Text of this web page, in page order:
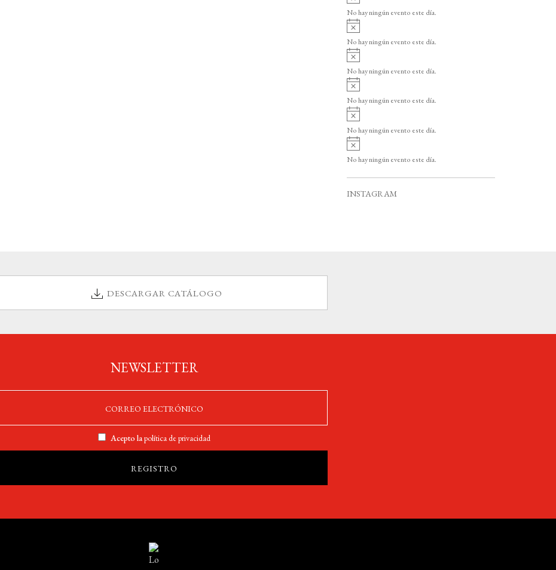
o
v
i
o
No hay ningún evento este día.
v
i
o
No hay ningún evento este día.
v
i
o
No hay ningún evento este día.
v
i
o
No hay ningún evento este día.
A
v
i
o
No hay ningún evento este día.
A
v
i
No hay ningún evento este día.
INSTAGRAM
DESCARGAR CATÁLOGO
NEWSLETTER
Acepto lapolítica de privacidad